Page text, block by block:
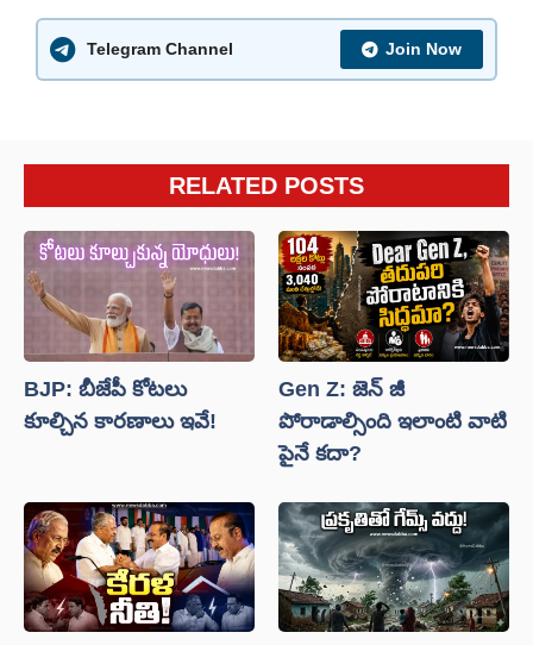
Telegram Channel Join Now
RELATED POSTS
BJP: బీజేపీ కోటలు
కూల్చిన కారణాలు ఇవే!
Gen Z: జెన్ జీ
పోరాడాల్సింది ఇలాంటి వాటి
పైనే కదా?